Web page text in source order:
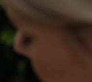
ja ulkoisiin
tavalla – sekä itsemme että